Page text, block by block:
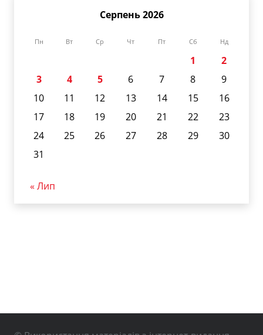
Серпень 2026
Пн Вт Ср Чт Пт Сб Нд
1
2
3
4 5 6 7 8
9
10
11 12 13 14 15
16
17
18 19 20 21 22
23
24
25 26 27 28 29
30
31
« Лип